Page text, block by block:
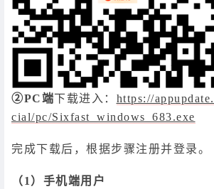
②PC端下载进入： https://
cial/pc/Sixfast_windows_683.exe
完成下载后，根据步骤注册并登录。
（1）手机端用户